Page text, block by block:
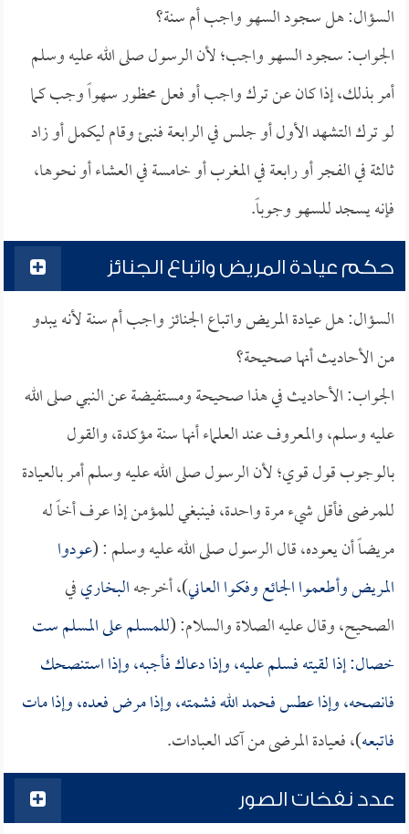
السؤال: هل سجود السهو واجب أم سنة؟
الجواب: سجود السهو واجب؛ لأن الرسول صلى الله عليه وسلم
أمر بذلك، إذا كان عن ترك واجب أو فعل محظور سهواً وجب كما
لو ترك التشهد الأول أو جلس في الرابعة فنبئ وقام ليكمل أو زاد
ثالثة في الفجر أو رابعة في المغرب أو خامسة في العشاء أو نحوها،
فإنه يسجد للسهو وجوباً.
حكم عيادة المريض واتباع الجنائز
السؤال: هل عيادة المريض واتباع الجنائز واجب أم سنة لأنه يبدو
من الأحاديث أنها صحيحة؟
الجواب: الأحاديث في هذا صحيحة ومستفيضة عن النبي صلى الله
عليه وسلم، والمعروف عند العلماء أنها سنة مؤكدة، والقول
بالوجوب قول قوي؛ لأن الرسول صلى الله عليه وسلم أمر بالعيادة
للمرضى فأقل شيء مرة واحدة، فينبغي للمؤمن إذا عرف أخاً له
مريضاً أن يعوده، قال الرسول صلى الله عليه وسلم : (عودوا
المريض وأطعموا الجائع وفكوا العاني)، أخرجهالبخاريفي
الصحيح، وقال عليه الصلاة والسلام: (للمسلم على المسلم ست
خصال: إذا لقيته فسلم عليه، وإذا دعاك فأجبه، وإذا استنصحك
فانصحه، وإذا عطس فحمد الله فشمته، وإذا مرض فعده، وإذا مات
فاتبعه)، فعيادة المرضى من آكد العبادات.
عدد نفخات الصور